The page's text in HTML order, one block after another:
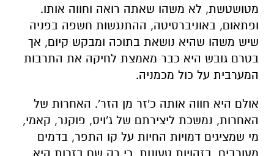
מטושטשת, לא משהו שאתה רואה וחווה אותו.
ופתאום, באוניברסיטה, ההתנגשות חשפה בפניה
שיש משהו שהיא נושאת בתוכה ומבקש קיום, אך
בטרם גובש היא כבר מאמצת לחיקה את התרבות
המערבית על כול מכמניה.
אולם היא חווה אותה כ'זר מן הזר'. האחרות של
האחרות, נמשכת ליצירתם של ג'ויס, פוקנר, קאמי,
מי שמציגים דמויות החיות על קו התפר, בדמים
מעורבים, בזהויות טעונות, כי רק שם בזרות היא